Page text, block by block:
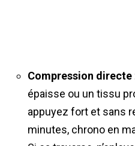
Compression directe
épaisse ou un tissu
appuyez fort et sans
minutes, chrono en